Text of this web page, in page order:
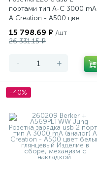
портами тип А-С 3000 mA
A Creation - A500 цвет
15 798.69 ₽ /шт
26 331.15 ₽
- +
-40%